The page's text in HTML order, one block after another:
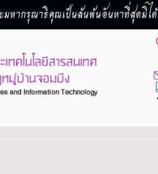
มหากรุณาธิคุณเป็นล้นพ้นอันหาที่สุดมิได้